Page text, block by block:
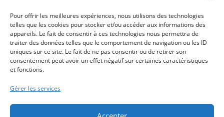
Pour offrir les meilleures expériences, nous utilisons des technologies
telles que les cookies pour stocker et/ou accéder aux informations des
appareils. Le fait de consentir à ces technologies nous permettra de
traiter des données telles que le comportement de navigation ou les ID
uniques sur ce site. Le fait de ne pas consentir ou de retirer son
consentement peut avoir un effet négatif sur certaines caractéristiques
et fonctions.
Gérer les services
Article précédent
FETE DES VOISINS – LE 28 JUIN 2026 – AU BOIS DE CISE